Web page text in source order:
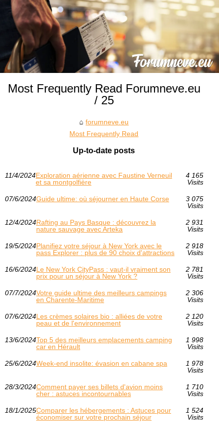
Most Frequently Read Forumneve.eu
/ 25
forumneve.eu
Most Frequently Read
Up-to-date posts
11/4/2024Exploration aérienne avec Faustine Verneuil
et sa montgolfière
4 165
Visits
07/6/2024Guide ultime: où séjourner en Haute Corse
3 075
Visits
12/4/2024Rafting au Pays Basque : découvrez la
nature sauvage avec Arteka
2 931
Visits
19/5/2024Planifiez votre séjour à New York avec le
pass Explorer : plus de 90 choix d'attractions
2 918
Visits
16/6/2024Le New York CityPass : vaut-il vraiment son
prix pour un séjour à New York ?
2 781
Visits
07/7/2024Votre guide ultime des meilleurs campings
en Charente-Maritime
2 306
Visits
07/6/2024Les crèmes solaires bio : alliées de votre
peau et de l'environnement
2 120
Visits
13/6/2024Top 5 des meilleurs emplacements camping
car en Hérault
1 998
Visits
25/6/2024Week-end insolite: évasion en cabane spa
1 978
Visits
28/3/2024Comment payer ses billets d'avion moins
cher : astuces incontournables
1 710
Visits
18/1/2025Comparer les hébergements : Astuces pour
économiser sur votre prochain séjour
1 524
Visits